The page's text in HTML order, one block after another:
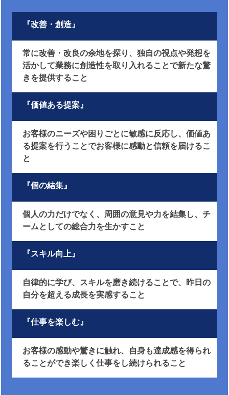
『改善・創造』
常に改善・改良の余地を探り、独自の視点や発想を
活かして業務に創造性を取り入れることで新たな驚
きを提供すること
『価値ある提案』
お客様のニーズや困りごとに敏感に反応し、価値あ
る提案を行うことでお客様に感動と信頼を届けるこ
と
『個の結集』
個人の力だけでなく、周囲の意見や力を結集し、チ
ームとしての総合力を生かすこと
『スキル向上』
自律的に学び、スキルを磨き続けることで、昨日の
自分を超える成長を実感すること
『仕事を楽しむ』
お客様の感動や驚きに触れ、自身も達成感を得られ
ることができ楽しく仕事をし続けられること